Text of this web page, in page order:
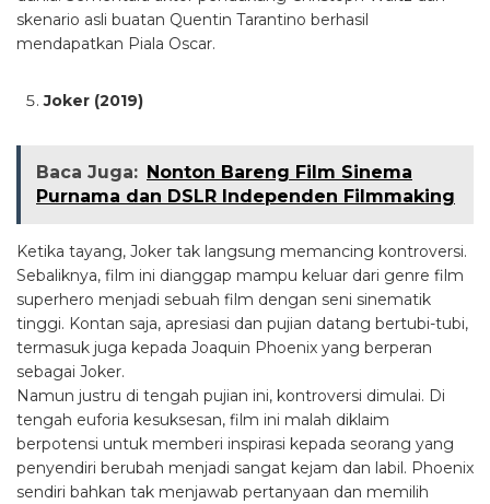
skenario asli buatan Quentin Tarantino berhasil
mendapatkan Piala Oscar.
Joker (2019)
Baca Juga: Nonton Bareng Film Sinema
Purnama dan DSLR Independen Filmmaking
Ketika tayang, Joker tak langsung memancing kontroversi.
Sebaliknya, film ini dianggap mampu keluar dari genre film
superhero menjadi sebuah film dengan seni sinematik
tinggi. Kontan saja, apresiasi dan pujian datang bertubi-tubi,
termasuk juga kepada Joaquin Phoenix yang berperan
sebagai Joker.
Namun justru di tengah pujian ini, kontroversi dimulai. Di
tengah euforia kesuksesan, film ini malah diklaim
berpotensi untuk memberi inspirasi kepada seorang yang
penyendiri berubah menjadi sangat kejam dan labil. Phoenix
sendiri bahkan tak menjawab pertanyaan dan memilih